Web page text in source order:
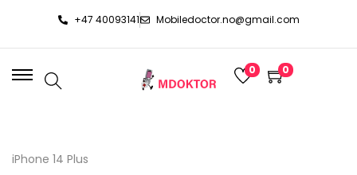
+47 40093141 Mobiledoctor.no@gmail.com
0 0
iPhone 14 Plus